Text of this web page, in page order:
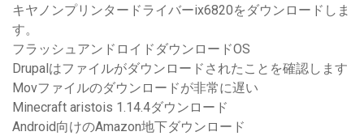
キヤノンプリンタードライバーix6820をダウンロードしま
す。
フラッシュアンドロイドダウンロードOS
Drupalはファイルがダウンロードされたことを確認します
Movファイルのダウンロードが非常に遅い
Minecraft aristois 1.14.4ダウンロード
Android向けのAmazon地下ダウンロード